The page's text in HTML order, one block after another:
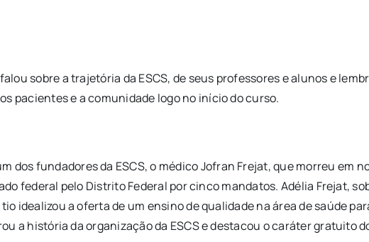
sobre a trajetória da ESCS, de seus professores e alunos e
pacientes e a comunidade logo no início do curso.
dos fundadores da ESCS, o médico Jofran Frejat, que morreu em
federal pelo Distrito Federal por cinco mandatos. Adélia Frejat,
idealizou a oferta de um ensino de qualidade na área de saúde
a história da organização da ESCS e destacou o caráter gratuito